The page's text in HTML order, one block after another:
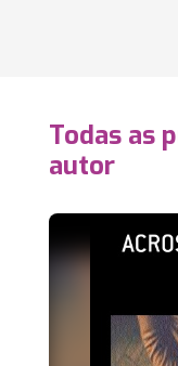
Todas as
autor